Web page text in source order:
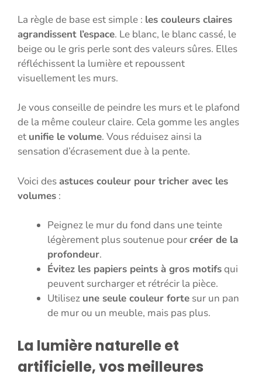
La règle de base est simple : les couleurs claires
agrandissent l’espace. Le blanc, le blanc cassé, le
beige ou le gris perle sont des valeurs sûres. Elles
réfléchissent la lumière et repoussent
visuellement les murs.
Je vous conseille de peindre les murs et le plafond
de la même couleur claire. Cela gomme les angles
et unifie le volume. Vous réduisez ainsi la
sensation d’écrasement due à la pente.
Voici desastuces couleur pour tricher avec les
volumes :
Peignez le mur du fond dans une teinte
légèrement plus soutenue pourcréer de la
profondeur.
Évitez les papiers peints à gros motifsqui
peuvent surcharger et rétrécir la pièce.
Utilisez une seule couleur forte sur un pan
de mur ou un meuble, mais pas plus.
La lumière naturelle et
artificielle, vos meilleures